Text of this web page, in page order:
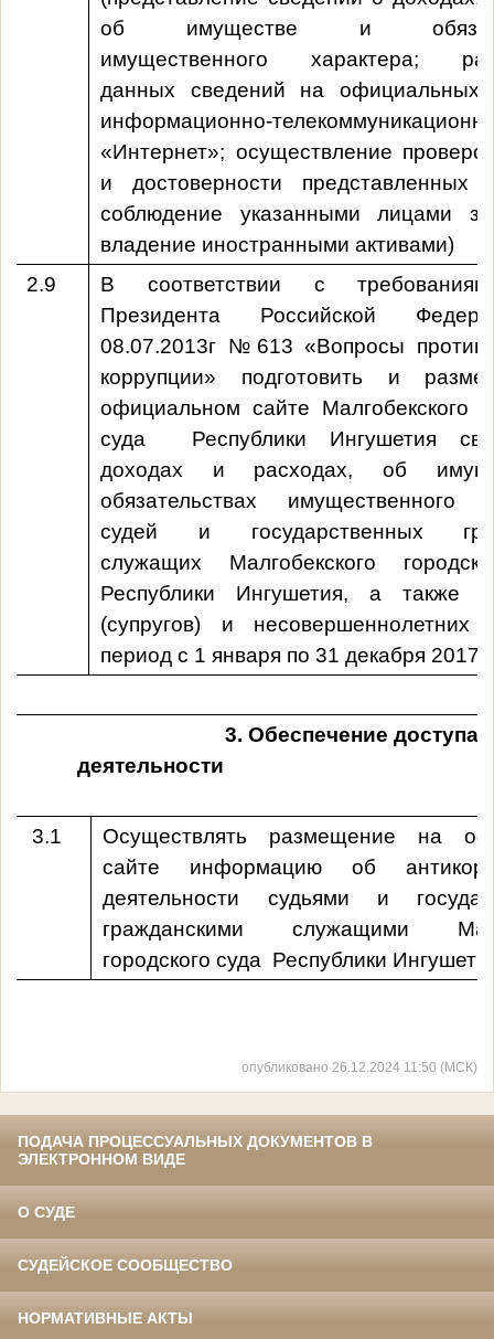
об имуществе и
имущественного характера;
данных сведений на официальных
информационно-
«Интернет»; осуществление
и достоверности представленных
соблюдение указанными лицами
владение иностранными активами)
2.9
В соответствии с
Президента Российской
08.07.2013г №613 «Вопросы
коррупции» подготовить и
официальном сайте Малгобекского
суда Республики Ингушетия
доходах и расходах, об
обязательствах имущественного
судей и государственных
служащих Малгобекского
Республики Ингушетия, а также
(супругов) и несовершеннолетних
период с 1 января по 31 декабря 2017г.
3. Обеспечение доступа
3.1
Осуществлять размещение на
сайте информацию об
деятельности судьями и
гражданскими служащими
городского суда Республики
опубликовано 26.12.2024 11:50 (МСК)
ПОДАЧА ПРОЦЕССУАЛЬНЫХ ДОКУМЕНТОВ В
ЭЛЕКТРОННОМ ВИДЕ
О СУДЕ
СУДЕЙСКОЕ СООБЩЕСТВО
НОРМАТИВНЫЕ АКТЫ